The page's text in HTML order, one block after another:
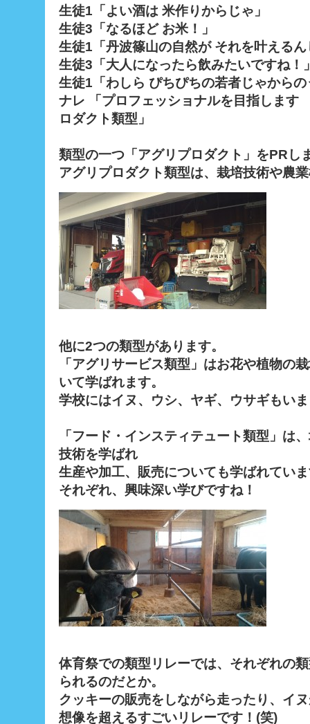
生徒1「よい酒は 米作りからじゃ」
生徒3「なるほど お米！」
生徒1「丹波篠山の自然が それを叶えるん
生徒3「大人になったら飲みたいですね！
生徒1「わしら ぴちぴちの若者じゃからの
ナレ 「プロフェッショナルを目指しま
ロダクト類型」
類型の一つ「アグリプロダクト」をPRし
アグリプロダクト類型は、栽培技術や農
他に2つの類型があります。
「アグリサービス類型」はお花や植物の
いて学ばれます。
学校にはイヌ、ウシ、ヤギ、ウサギもい
「フード・インスティテュート類型」は
技術を学ばれ
生産や加工、販売についても学ばれてい
それぞれ、興味深い学びですね！
体育祭での類型リレーでは、それぞれの
られるのだとか。
クッキーの販売をしながら走ったり、イ
想像を超えるすごいリレーです！(笑)